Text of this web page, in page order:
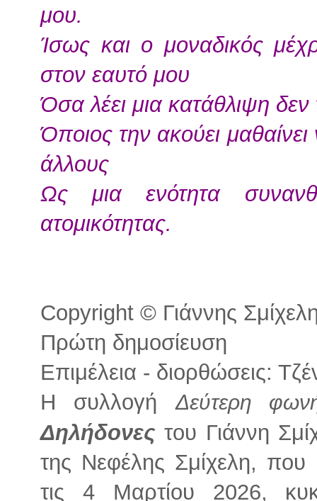
μου.
Ίσως και ο μοναδικός
στον εαυτό μου
Όσα λέει μια κατάθλιψη
Όποιος την ακούει μαθαίνει
άλλους
Ως μια ενότητα
ατομικότητας.
Copyright © Γιάννης
Πρώτη δημοσίευση
Επιμέλεια - διορθώσεις:
Η συλλογήΔεύτερη
Δηλήδονες του Γιάννη
της Νεφέλης Σμίχελη, που
τις 4 Μαρτίου 2026,